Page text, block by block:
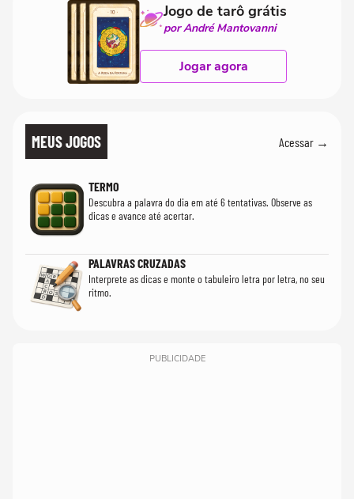
Jogo de tarô grátis
por André Mantovanni
Jogar agora
MEUS JOGOS Acessar →
TERMO
Descubra a palavra do dia em até 6 tentativas. Observe as
dicas e avance até acertar.
PALAVRAS CRUZADAS
Interprete as dicas e monte o tabuleiro letra por letra, no seu
ritmo.
PUBLICIDADE